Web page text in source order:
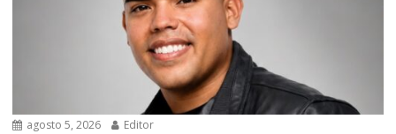
agosto 5, 2026 Editor